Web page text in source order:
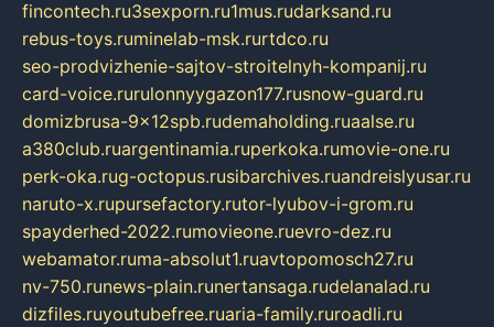
fincontech.ru3sexporn.ru1mus.rudarksand.ru
rebus-toys.ruminelab-msk.rurtdco.ru
seo-prodvizhenie-sajtov-stroitelnyh-kompanij.ru
card-voice.rurulonnyygazon177.rusnow-guard.ru
domizbrusa-9x12spb.rudemaholding.ruaalse.ru
a380club.ruargentinamia.ruperkoka.rumovie-one.ru
perk-oka.rug-octopus.rusibarchives.ruandreislyusar.ru
naruto-x.rupursefactory.rutor-lyubov-i-grom.ru
spayderhed-2022.rumovieone.ruevro-dez.ru
webamator.ruma-absolut1.ruavtopomosch27.ru
nv-750.runews-plain.runertansaga.rudelanalad.ru
dizfiles.ruyoutubefree.ruaria-family.ruroadli.ru